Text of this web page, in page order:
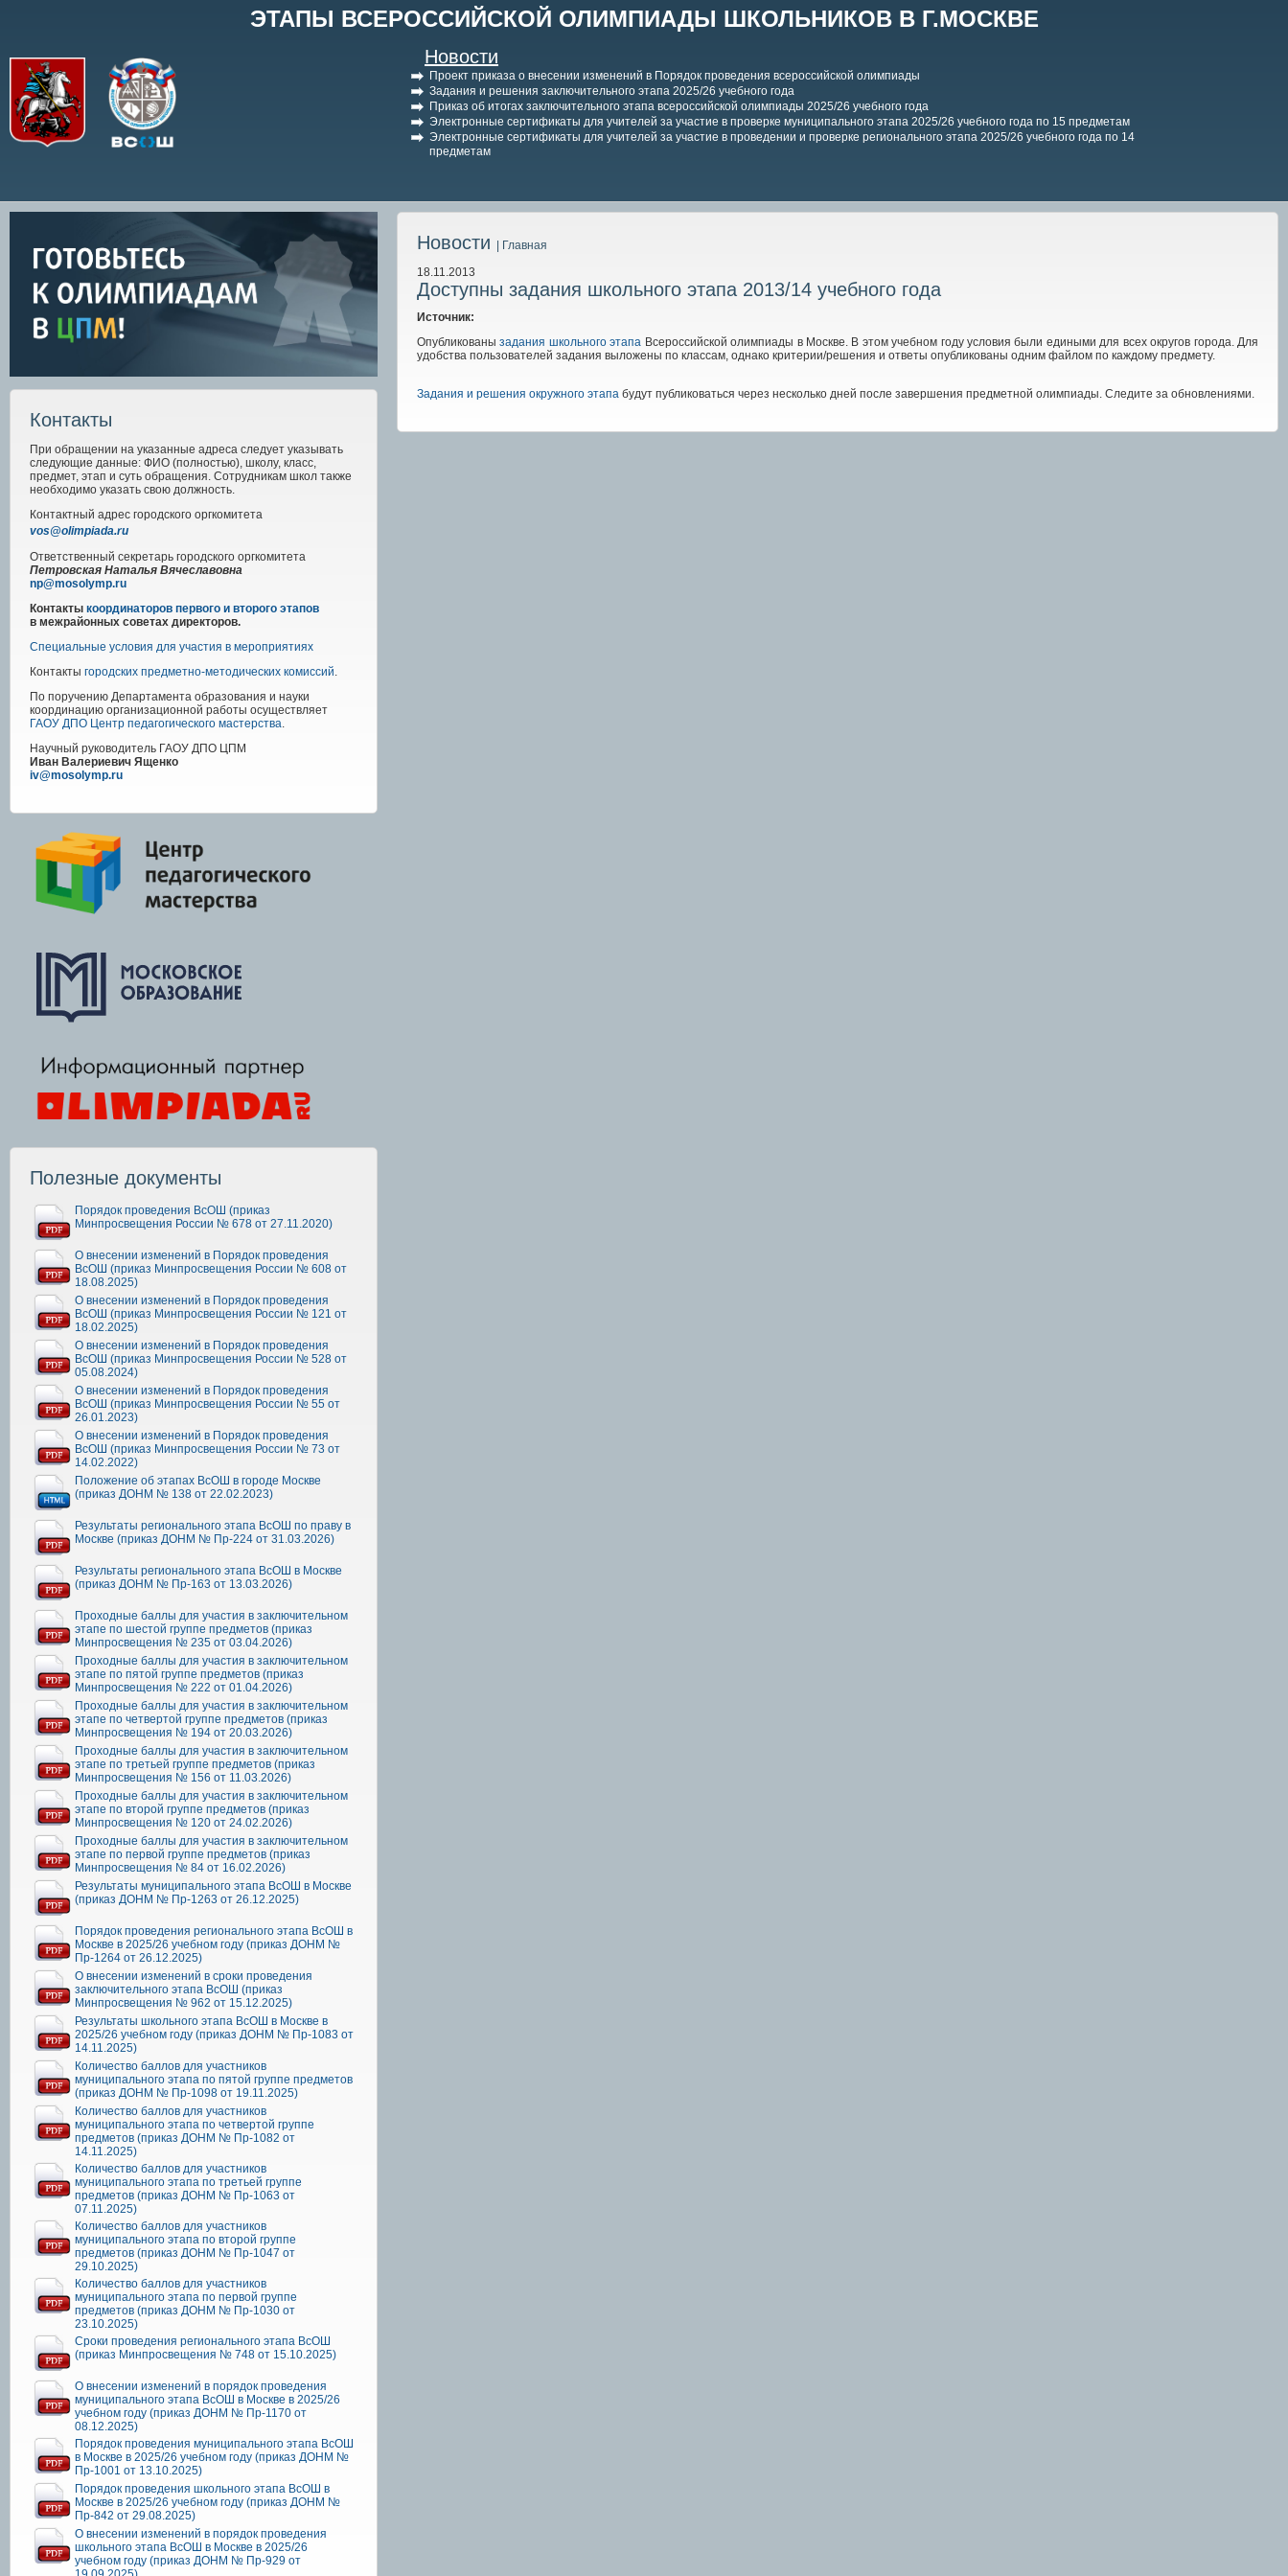
ЭТАПЫ ВСЕРОССИЙСКОЙ ОЛИМПИАДЫ ШКОЛЬНИКОВ В Г.МОСКВЕ
Новости
Проект приказа о внесении изменений в Порядок проведения всероссийской олимпиады
Задания и решения заключительного этапа 2025/26 учебного года
Приказ об итогах заключительного этапа всероссийской олимпиады 2025/26 учебного года
Электронные сертификаты для учителей за участие в проверке муниципального этапа 2025/26 учебного года по 15 предметам
Электронные сертификаты для учителей за участие в проведении и проверке регионального этапа 2025/26 учебного года по 14
предметам
Контакты
При обращении на указанные адреса следует указывать
следующие данные: ФИО (полностью), школу, класс,
предмет, этап и суть обращения. Сотрудникам школ также
необходимо указать свою должность.
Контактный адрес городского оргкомитета
vos@olimpiada.ru
Ответственный секретарь городского оргкомитета
Петровская Наталья Вячеславовна
np@mosolymp.ru
Контакты координаторов первого и второго этапов
в межрайонных советах директоров.
Специальные условия для участия в мероприятиях
Контакты городских предметно-методических комиссий.
По поручению Департамента образования и науки
координацию организационной работы осуществляет
ГАОУ ДПО Центр педагогического мастерства.
Научный руководитель ГАОУ ДПО ЦПМ
Иван Валериевич Ященко
iv@mosolymp.ru
Полезные документы
Порядок проведения ВсОШ (приказ
Минпросвещения России № 678 от 27.11.2020)
О внесении изменений в Порядок проведения
ВсОШ (приказ Минпросвещения России № 608 от
18.08.2025)
О внесении изменений в Порядок проведения
ВсОШ (приказ Минпросвещения России № 121 от
18.02.2025)
О внесении изменений в Порядок проведения
ВсОШ (приказ Минпросвещения России № 528 от
05.08.2024)
О внесении изменений в Порядок проведения
ВсОШ (приказ Минпросвещения России № 55 от
26.01.2023)
О внесении изменений в Порядок проведения
ВсОШ (приказ Минпросвещения России № 73 от
14.02.2022)
Положение об этапах ВсОШ в городе Москве
(приказ ДОНМ № 138 от 22.02.2023)
Результаты регионального этапа ВсОШ по праву в
Москве (приказ ДОНМ № Пр-224 от 31.03.2026)
Результаты регионального этапа ВсОШ в Москве
(приказ ДОНМ № Пр-163 от 13.03.2026)
Проходные баллы для участия в заключительном
этапе по шестой группе предметов (приказ
Минпросвещения № 235 от 03.04.2026)
Проходные баллы для участия в заключительном
этапе по пятой группе предметов (приказ
Минпросвещения № 222 от 01.04.2026)
Проходные баллы для участия в заключительном
этапе по четвертой группе предметов (приказ
Минпросвещения № 194 от 20.03.2026)
Проходные баллы для участия в заключительном
этапе по третьей группе предметов (приказ
Минпросвещения № 156 от 11.03.2026)
Проходные баллы для участия в заключительном
этапе по второй группе предметов (приказ
Минпросвещения № 120 от 24.02.2026)
Проходные баллы для участия в заключительном
этапе по первой группе предметов (приказ
Минпросвещения № 84 от 16.02.2026)
Результаты муниципального этапа ВсОШ в Москве
(приказ ДОНМ № Пр-1263 от 26.12.2025)
Порядок проведения регионального этапа ВсОШ в
Москве в 2025/26 учебном году (приказ ДОНМ №
Пр-1264 от 26.12.2025)
О внесении изменений в сроки проведения
заключительного этапа ВсОШ (приказ
Минпросвещения № 962 от 15.12.2025)
Результаты школьного этапа ВсОШ в Москве в
2025/26 учебном году (приказ ДОНМ № Пр-1083 от
14.11.2025)
Количество баллов для участников
муниципального этапа по пятой группе предметов
(приказ ДОНМ № Пр-1098 от 19.11.2025)
Количество баллов для участников
муниципального этапа по четвертой группе
предметов (приказ ДОНМ № Пр-1082 от
14.11.2025)
Количество баллов для участников
муниципального этапа по третьей группе
предметов (приказ ДОНМ № Пр-1063 от
07.11.2025)
Количество баллов для участников
муниципального этапа по второй группе
предметов (приказ ДОНМ № Пр-1047 от
29.10.2025)
Количество баллов для участников
муниципального этапа по первой группе
предметов (приказ ДОНМ № Пр-1030 от
23.10.2025)
Сроки проведения регионального этапа ВсОШ
(приказ Минпросвещения № 748 от 15.10.2025)
О внесении изменений в порядок проведения
муниципального этапа ВсОШ в Москве в 2025/26
учебном году (приказ ДОНМ № Пр-1170 от
08.12.2025)
Порядок проведения муниципального этапа ВсОШ
в Москве в 2025/26 учебном году (приказ ДОНМ №
Пр-1001 от 13.10.2025)
Порядок проведения школьного этапа ВсОШ в
Москве в 2025/26 учебном году (приказ ДОНМ №
Пр-842 от 29.08.2025)
О внесении изменений в порядок проведения
школьного этапа ВсОШ в Москве в 2025/26
учебном году (приказ ДОНМ № Пр-929 от
Новости
| Главная
18.11.2013
Доступны задания школьного этапа 2013/14 учебного года
Источник:
Опубликованызадания школьного этапа Всероссийской олимпиады в Москве. В этом учебном году условия были едиными для всех округов города. Для
удобства пользователей задания выложены по классам, однако критерии/решения и ответы опубликованы одним файлом по каждому предмету.
Задания и решения окружного этапа будут публиковаться через несколько дней после завершения предметной олимпиады. Следите за обновлениями.